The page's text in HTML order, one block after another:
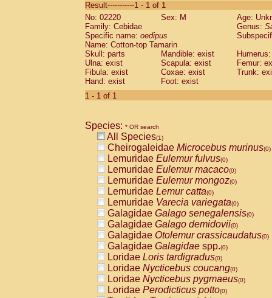
CebidaeSaguinus labiatus(0)
Cebidae Saguinus leucopus (0)
Cebidae
CebidaeSaguinus mystax
Cebidae Saguinus nigricollis (0)
Cebidae Saguinus oedipus
Cebidae Saguinus weddelli
Cebidae Saguinusspp.
Cebidae
CebidaeCebus capucinus
CebidaeCebus nigrivittatus
CebidaeCebus spp.(0)
CebidaeSaimiri boliviensis(0)
CebidaeSaimiri sciureus(0)
AtelidaeAlouatta caraya(0)
AtelidaeAlouatta fusca(0)
AtelidaeAlouatta seniculus(0)
AtelidaeAlouattaspp.(0)
AtelidaeAteles belzebuth(0)
AtelidaeAteles geoffroyi(0)
AtelidaeAteles paniscus(0)
AtelidaeAtelesspp.(0)
AtelidaeLagothrix lagothricha(0)
AtelidaeLagothrix lagothricha cana
PitheciidaeCacajao calvus
Result-----------1 - 1 of 1
No: 02220
Sex: M
Age:
Family: Cebidae
Genus:
Specific name: oedipus
Name: Cotton-top Tamarin
Skull: parts
Mandible: exist
Ulna: exist
Scapula: exist
Femur:
Fibula: exist
Coxae: exist
Trunk:
Hand: exist
Foot: exist
1 - 1 of 1
Species: * OR search
All Species(1)
Cheirogaleidae Microcebus murinus(0)
Lemuridae Eulemur fulvus(0)
Lemuridae Eulemur macaco(0)
Lemuridae Eulemur mongoz(0)
Lemuridae Lemur catta(0)
Lemuridae Varecia variegata(0)
Galagidae Galago senegalensis(0)
Galagidae Galago demidovii(0)
Galagidae Otolemur crassicaudatus(0)
Galagidae Galagidae spp.(0)
Loridae Loris tardigradus(0)
Loridae Nycticebus coucang(0)
Loridae Nycticebus pygmaeus(0)
Loridae Perodicticus potto(0)